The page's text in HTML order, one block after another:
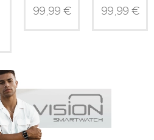
99,99 € 99,99 €